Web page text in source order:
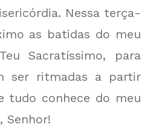
Nessa terça-
as batidas do meu
Sacratíssimo, para
ser ritmadas a partir
tudo conhece do meu
Senhor!